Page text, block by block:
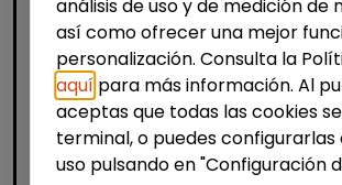
MSX Internacional|
MSX International es el
mundial de soluciones
externalizadas para la
y opera en más de 80 países.
experienci...
análisis de uso y de medición de
así como ofrecer una mejor
personalización. Consulta la
aquí para más información. Al
aceptas que todas las cookies
terminal, o puedes configurarlas
uso pulsando en "Configuración